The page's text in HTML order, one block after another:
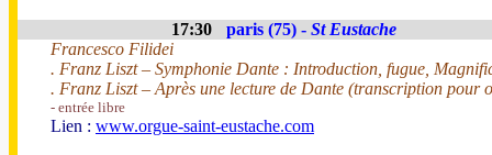
17:30 paris (75) - St Eustache
Francesco Filidei
. Franz Liszt – Symphonie Dante : Introduction, fugue,
. Franz Liszt – Après une lecture de Dante (transcription pour
- entrée libre
Lien : www.orgue-saint-eustache.com